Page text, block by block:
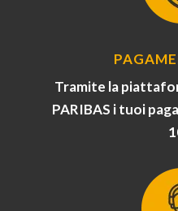
Tramite la
PARIBAS i tuoi